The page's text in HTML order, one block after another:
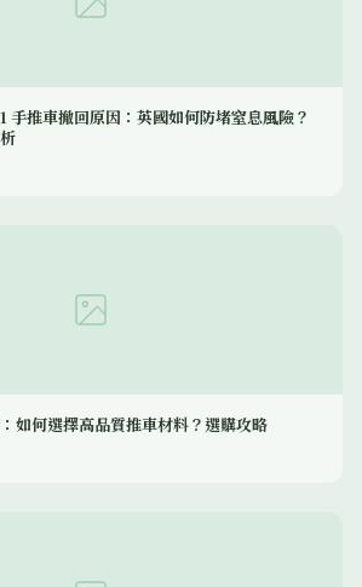
推車撤回原因：英國如何防堵窒息風險？
如何選擇高品質推車材料？選購攻略